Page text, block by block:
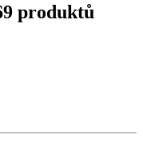
produktů